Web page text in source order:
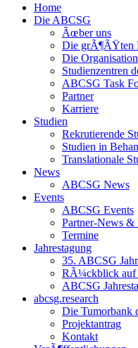
Home
Die ABCSG
Ãœber uns
Die grÃ¶ÃŸten
Die Organisation
Studienzentren
ABCSG Task
Partner
Karriere
Studien
Rekrutierende
Studien in
Translationale
News
ABCSG News
Events
ABCSG Events
Partner-News &
Termine
Jahrestagung
35. ABCSG
RÃ¼ckblick auf
ABCSG
abcsg.research
Die Tumorbank
Projektantrag
Kontakt